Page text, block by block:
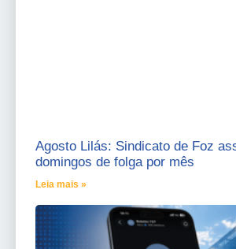
Agosto Lilás: Sindicato de Foz
domingos de folga por mês
Leia mais »